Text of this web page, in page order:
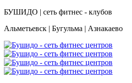
БУШИДО | сеть фитнес - клубов
Альметьевск | Бугульма | Азнакаево